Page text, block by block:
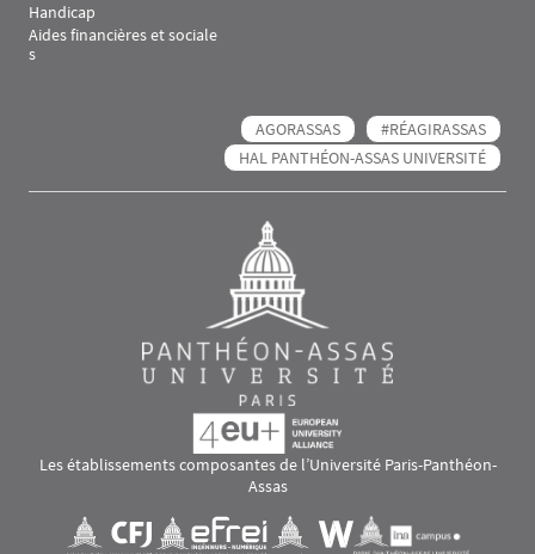
Handicap
Aides financières et sociale
s
AGORASSAS
#RÉAGIRASSAS
HAL PANTHÉON-ASSAS UNIVERSITÉ
Les établissements composantes de l’Université Paris-Panthéon-
Assas
Visuel svgVisuel svg Visuel svgVisuel svg